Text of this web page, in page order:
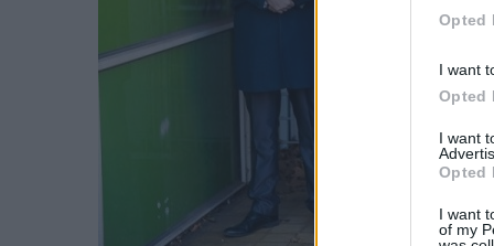
Opted
I want
Opted
I want
Opted
I want
of my